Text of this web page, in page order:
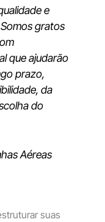
e
gratos
que ajudarão
prazo,
da
do
Aéreas
suas